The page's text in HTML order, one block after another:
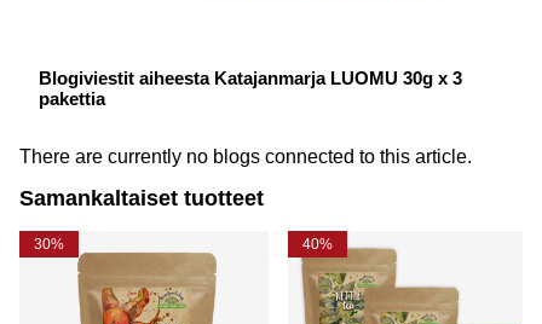
Blogiviestit aiheesta Katajanmarja LUOMU 30g x 3
pakettia
There are currently no blogs connected to this article.
Samankaltaiset tuotteet
30% 40%